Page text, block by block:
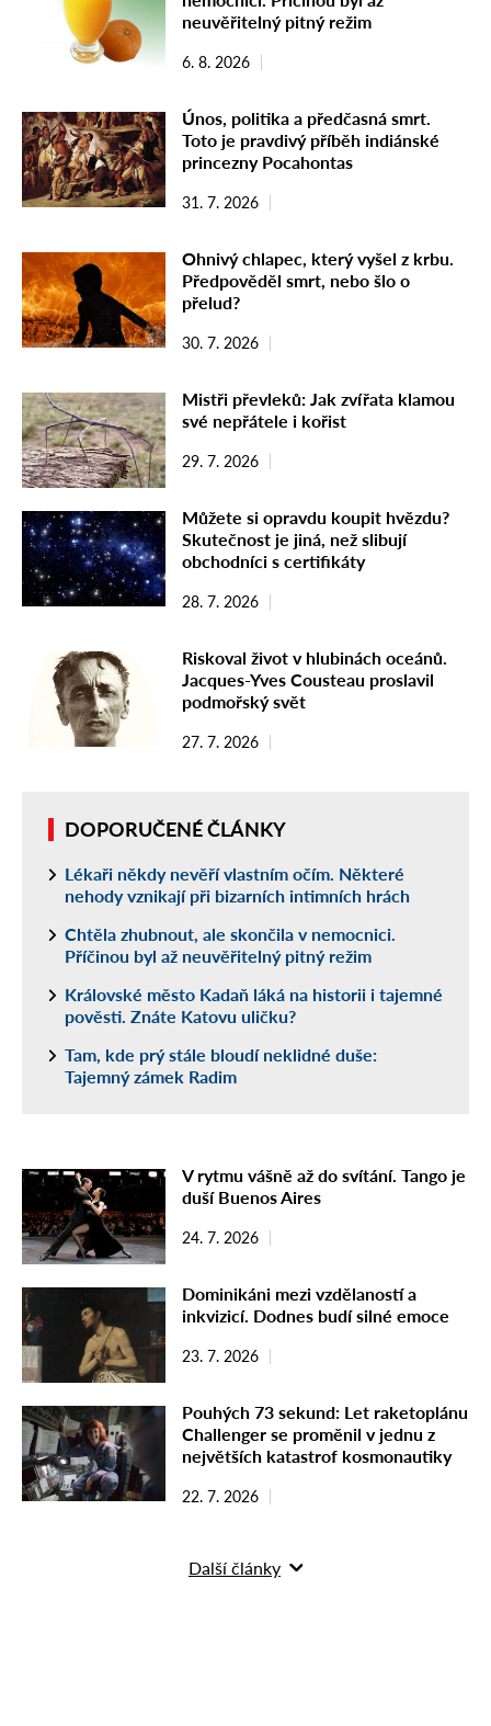
neuvěřitelný pitný režim
6. 8. 2026
Únos, politika a předčasná smrt.
Toto je pravdivý příběh indiánské
princezny Pocahontas
31. 7. 2026
Ohnivý chlapec, který vyšel z krbu.
Předpověděl smrt, nebo šlo o
přelud?
30. 7. 2026
Mistři převleků: Jak zvířata klamou
své nepřátele i kořist
29. 7. 2026
Můžete si opravdu koupit hvězdu?
Skutečnost je jiná, než slibují
obchodníci s certifikáty
28. 7. 2026
Riskoval život v hlubinách oceánů.
Jacques-Yves Cousteau proslavil
podmořský svět
27. 7. 2026
DOPORUČENÉ ČLÁNKY
Lékaři někdy nevěří vlastním očím. Některé
nehody vznikají při bizarních intimních hrách
Chtěla zhubnout, ale skončila v nemocnici.
Příčinou byl až neuvěřitelný pitný režim
Královské město Kadaň láká na historii i tajemné
pověsti. Znáte Katovu uličku?
Tam, kde prý stále bloudí neklidné duše:
Tajemný zámek Radim
V rytmu vášně až do svítání. Tango je
duší Buenos Aires
24. 7. 2026
Dominikáni mezi vzdělaností a
inkvizicí. Dodnes budí silné emoce
23. 7. 2026
Pouhých 73 sekund: Let raketoplánu
Challenger se proměnil v jednu z
největších katastrof kosmonautiky
22. 7. 2026
Další články